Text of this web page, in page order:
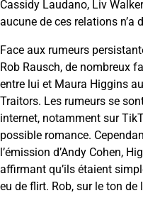
Cassidy Laudano, Liv
aucune de ces relations n’a
Face aux rumeurs
Rob Rausch, de nombreux
entre lui et Maura Higgins
Traitors. Les rumeurs se
internet, notamment sur
possible romance.
l’émission d’Andy Cohen,
affirmant qu’ils étaient
eu de flirt. Rob, sur le ton de